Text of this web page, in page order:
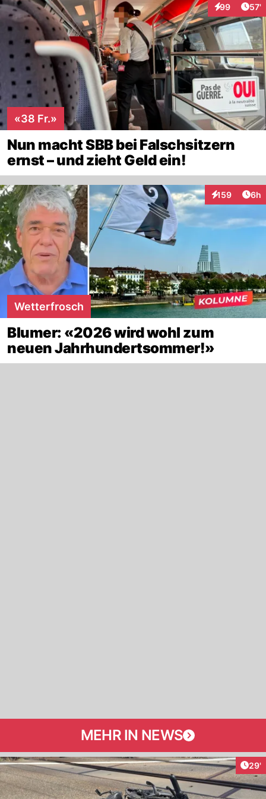
99
Interaktionen
57'
«38 Fr.»
Nun macht SBB bei Falschsitzern
ernst – und zieht Geld ein!
159
Interaktionen
6h
Wetterfrosch
Blumer: «2026 wird wohl zum
neuen Jahrhundertsommer!»
MEHR IN NEWS
29'